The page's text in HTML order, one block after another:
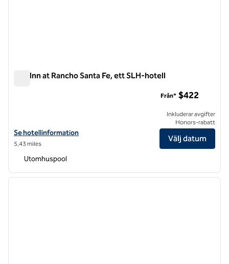
The Inn at Rancho Santa Fe, ett SLH-hotell
Visa hotelluppgifter för The Inn at Rancho Santa Fe, an SLH Hotel
Se hotellinformation
5,43 miles
Från* $422
Inkluderar avgifter
Honors-rabatt
Välj datum
Utomhuspool
1 av 12
nästa